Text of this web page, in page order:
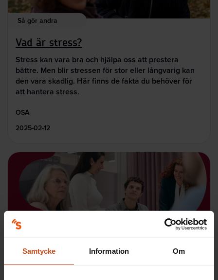
Samtycke Information Om
Så gör andra
Vad är stress?
Stress kan vara bra och hjälpa oss att prestera
bättre. Men blir stressen för stor eller långvarig kan
den vara skadlig. Här finns de fakta du behöver för
att hantera stress.
OSA
2025-02-12
Stressdialogen